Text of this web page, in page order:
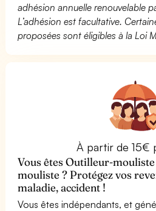
adhésion annuelle renouvelable
L’adhésion est facultative.
proposées sont éligibles à la Loi
À partir de 15€
Vous êtes Outilleur-
mouliste ? Protégez vos
maladie, accident !
Vous êtes indépendants, et